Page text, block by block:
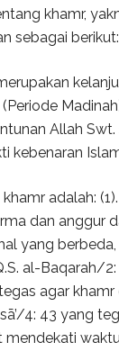
khamr,
sebagai berikut:
Allah Swt.
kebenaran
adalah:
dan anggur
yang
al-Baqarah/
agar khamr
4: 43 yang